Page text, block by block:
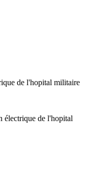
de l'hopital militaire
électrique de l'hopital